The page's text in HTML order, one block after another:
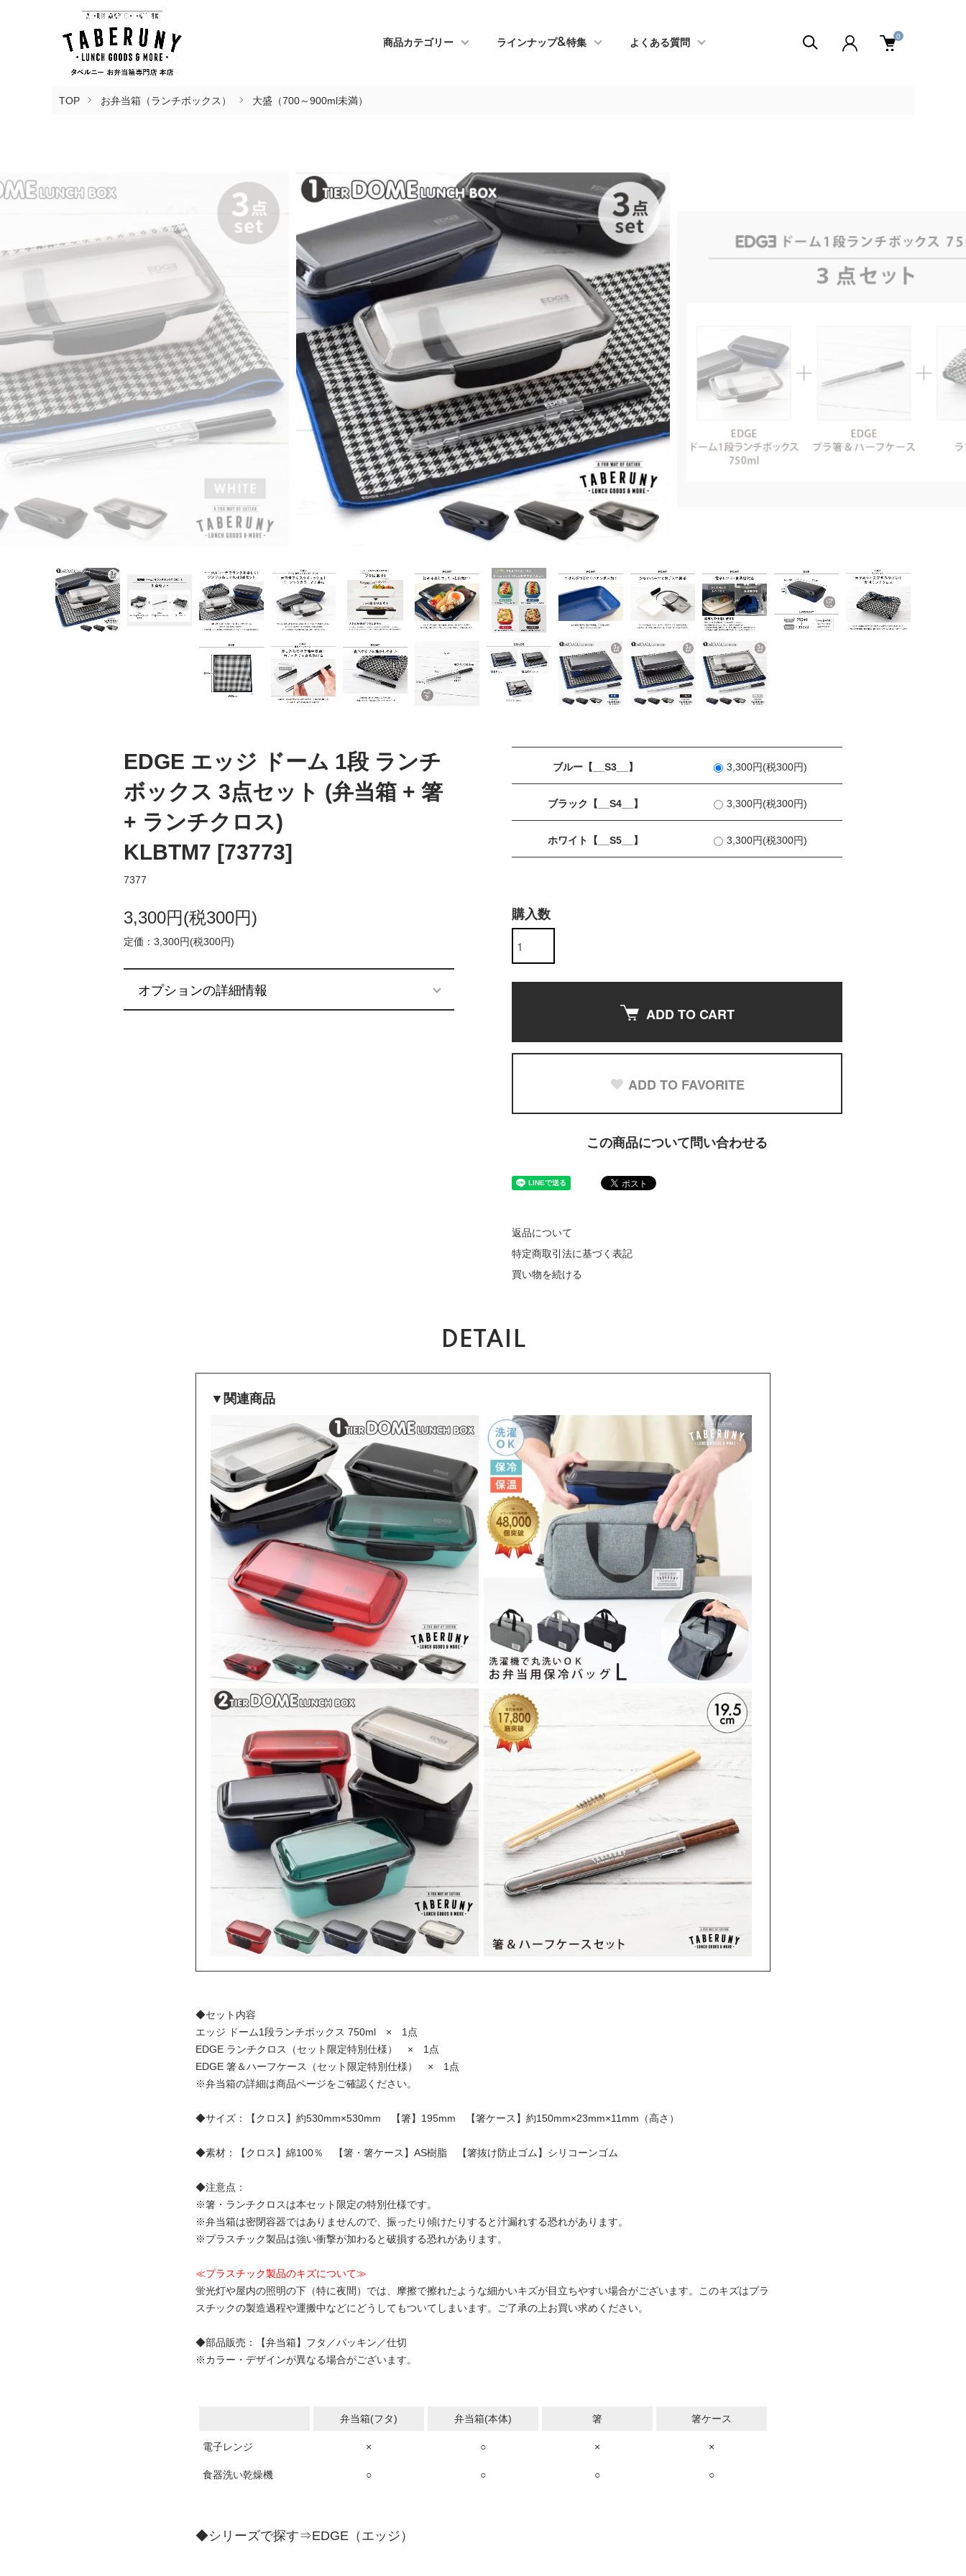
商品カテゴリー ラインナップ&特集 よくある質問
0
TOP お弁当箱（ランチボックス） 大盛（700～900ml未満）
EDGE エッジ ドーム 1段 ランチ
ボックス 3点セット (弁当箱 + 箸
+ ランチクロス)
KLBTM7 [73773]
7377
3,300円(税300円)
定価：3,300円(税300円)
オプションの詳細情報
ブルー【__S3__】 3,300円(税300円)
ブラック【__S4__】 3,300円(税300円)
ホワイト【__S5__】 3,300円(税300円)
購入数
ADD TO CART
ADD TO FAVORITE
この商品について問い合わせる
返品について
特定商取引法に基づく表記
買い物を続ける
DETAIL
▼関連商品
◆セット内容
エッジ ドーム1段ランチボックス 750ml × 1点
EDGE ランチクロス（セット限定特別仕様） × 1点
EDGE 箸＆ハーフケース（セット限定特別仕様） × 1点
※弁当箱の詳細は商品ページをご確認ください。
◆サイズ：【クロス】約530mm×530mm 【箸】195mm 【箸ケース】約150mm×23mm×11mm（高さ）
◆素材：【クロス】綿100％ 【箸・箸ケース】AS樹脂 【箸抜け防止ゴム】シリコーンゴム
◆注意点：
※箸・ランチクロスは本セット限定の特別仕様です。
※弁当箱は密閉容器ではありませんので、振ったり傾けたりすると汁漏れする恐れがあります。
※プラスチック製品は強い衝撃が加わると破損する恐れがあります。
≪プラスチック製品のキズについて≫
蛍光灯や屋内の照明の下（特に夜間）では、摩擦で擦れたような細かいキズが目立ちやすい場合がございます。このキズはプラ
スチックの製造過程や運搬中などにどうしてもついてしまいます。ご了承の上お買い求めください。
◆部品販売：【弁当箱】 フタ ／パッキン ／仕切
※カラー・デザインが異なる場合がございます。
弁当箱(フタ) 弁当箱(本体) 箸 箸ケース
電子レンジ × ○ × ×
食器洗い乾燥機 ○ ○ ○ ○
◆シリーズで探す⇒EDGE（エッジ）